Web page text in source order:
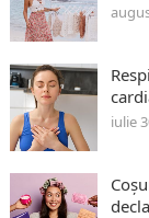
iulie